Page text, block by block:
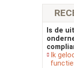
Is de
Ik